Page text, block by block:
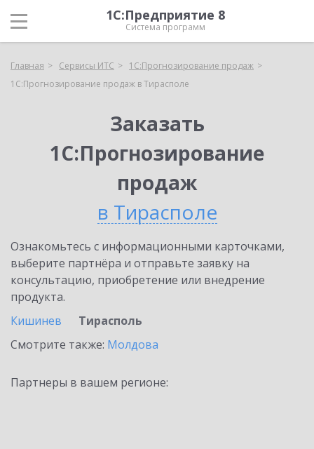
1С:Предприятие 8
Система программ
Главная Сервисы ИТС
1С:Прогнозирование продаж
1С:Прогнозирование продаж в Тирасполе
Заказать
1С:Прогнозирование
продаж
в Тирасполе
Ознакомьтесь с информационными карточками,
выберите партнёра и отправьте заявку на
консультацию, приобретение или внедрение
продукта.
Кишинев
Тирасполь
Смотрите также: Молдова
Партнеры в вашем регионе: